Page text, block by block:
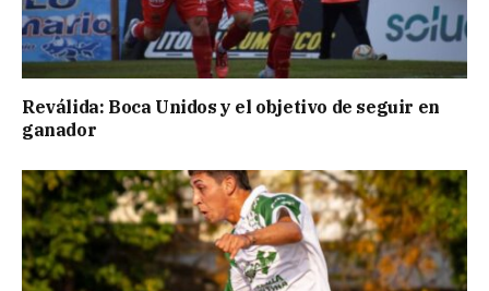
Reválida: Boca Unidos y el objetivo de seguir en
ganador